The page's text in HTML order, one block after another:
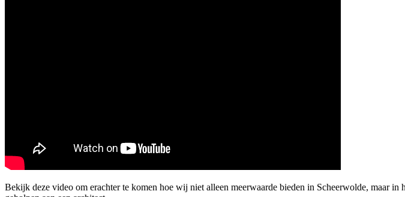
Bekijk deze video om erachter te komen hoe wij niet alleen meerwaarde bieden in Scheerwolde, maar